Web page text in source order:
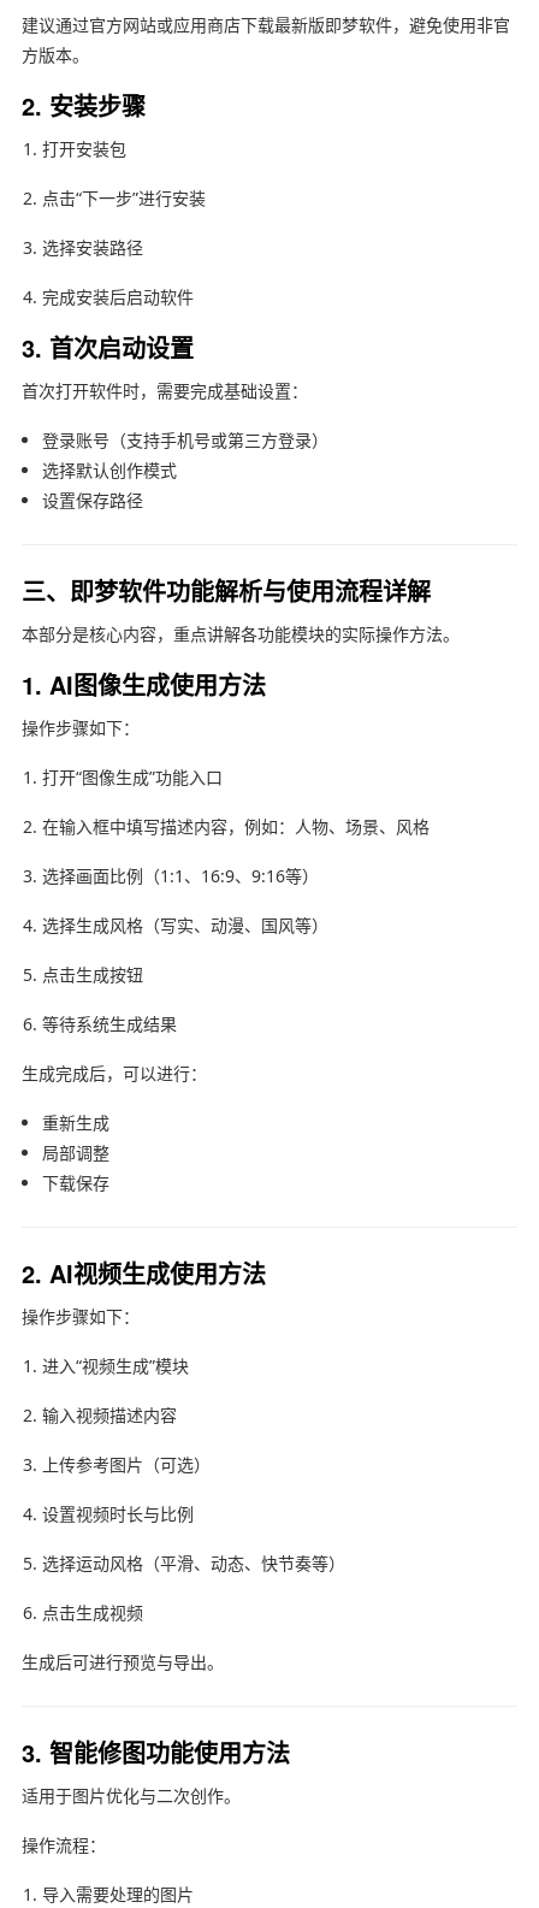
建议通过官方网站或应用商店下载最新版即梦软件，避免使用非官
方版本。
2. 安装步骤
打开安装包
点击“下一步”进行安装
选择安装路径
完成安装后启动软件
3. 首次启动设置
首次打开软件时，需要完成基础设置：
登录账号（支持手机号或第三方登录）
选择默认创作模式
设置保存路径
三、即梦软件功能解析与使用流程详解
本部分是核心内容，重点讲解各功能模块的实际操作方法。
1. AI图像生成使用方法
操作步骤如下：
打开“图像生成”功能入口
在输入框中填写描述内容，例如：人物、场景、风格
选择画面比例（1:1、16:9、9:16等）
选择生成风格（写实、动漫、国风等）
点击生成按钮
等待系统生成结果
生成完成后，可以进行：
重新生成
局部调整
下载保存
2. AI视频生成使用方法
操作步骤如下：
进入“视频生成”模块
输入视频描述内容
上传参考图片（可选）
设置视频时长与比例
选择运动风格（平滑、动态、快节奏等）
点击生成视频
生成后可进行预览与导出。
3. 智能修图功能使用方法
适用于图片优化与二次创作。
操作流程：
导入需要处理的图片